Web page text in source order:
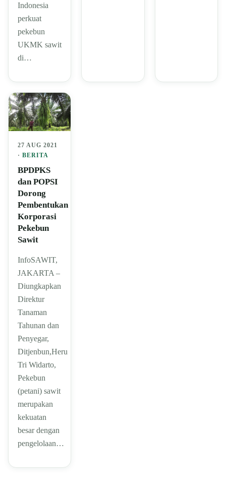
Indonesia
perkuat
pekebun
UKMK sawit
di…
27 AUG 2021
· BERITA
BPDPKS
dan POPSI
Dorong
Pembentukan
Korporasi
Pekebun
Sawit
InfoSAWIT,
JAKARTA –
Diungkapkan
Direktur
Tanaman
Tahunan dan
Penyegar,
Ditjenbun,Heru
Tri Widarto,
Pekebun
(petani) sawit
merupakan
kekuatan
besar dengan
pengelolaan…